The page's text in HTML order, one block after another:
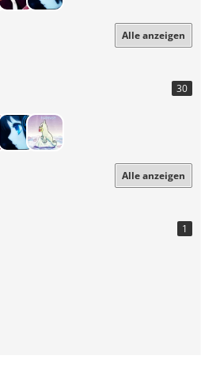
Alle anzeigen
30
Alle anzeigen
1